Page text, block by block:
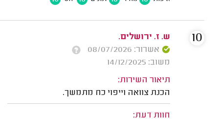
ש. ז. ירושלים.
אשרור: 08/07/2026
משוב: 14/12/2025
תיאור השירות:
הכנת צוואה וייפוי כח מתמשך.
חוות דעת:
10